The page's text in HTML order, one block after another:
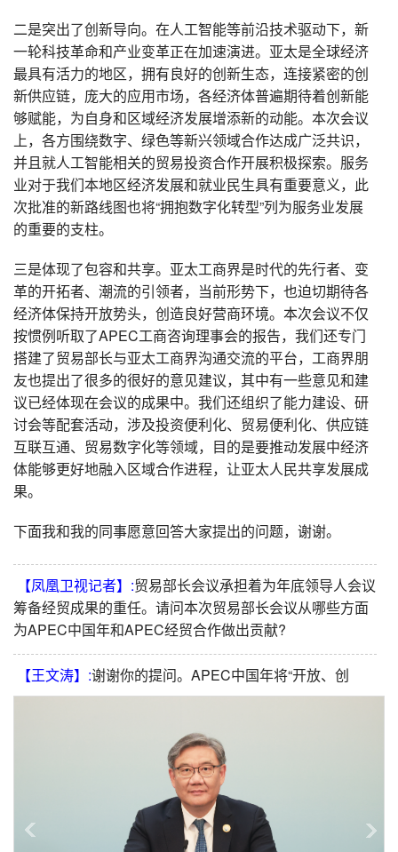
二是突出了创新导向。在人工智能等前沿技术驱动下，新
一轮科技革命和产业变革正在加速演进。亚太是全球经济
最具有活力的地区，拥有良好的创新生态，连接紧密的创
新供应链，庞大的应用市场，各经济体普遍期待着创新能
够赋能，为自身和区域经济发展增添新的动能。本次会议
上，各方围绕数字、绿色等新兴领域合作达成广泛共识，
并且就人工智能相关的贸易投资合作开展积极探索。服务
业对于我们本地区经济发展和就业民生具有重要意义，此
次批准的新路线图也将“拥抱数字化转型”列为服务业发展
的重要的支柱。
三是体现了包容和共享。亚太工商界是时代的先行者、变
革的开拓者、潮流的引领者，当前形势下，也迫切期待各
经济体保持开放势头，创造良好营商环境。本次会议不仅
按惯例听取了APEC工商咨询理事会的报告，我们还专门
搭建了贸易部长与亚太工商界沟通交流的平台，工商界朋
友也提出了很多的很好的意见建议，其中有一些意见和建
议已经体现在会议的成果中。我们还组织了能力建设、研
讨会等配套活动，涉及投资便利化、贸易便利化、供应链
互联互通、贸易数字化等领域，目的是要推动发展中经济
体能够更好地融入区域合作进程，让亚太人民共享发展成
果。
下面我和我的同事愿意回答大家提出的问题，谢谢。
【凤凰卫视记者】:贸易部长会议承担着为年底领导人会议
筹备经贸成果的重任。请问本次贸易部长会议从哪些方面
为APEC中国年和APEC经贸合作做出贡献?
【王文涛】:谢谢你的提问。APEC中国年将“开放、创
新、合作”定为三大优先领域，致力于把亚太共同体建设融
遇和新挑战，得到了APEC成员的广泛赞同。本次贸易部
长会议就是遵循上面讲的这一条主线，积极寻求各方参与
APEC经贸合作的“最大公约数”。相关成果和共识主要概括
一是重申对亚太自贸区的长期愿景的坚定支持。2014年，